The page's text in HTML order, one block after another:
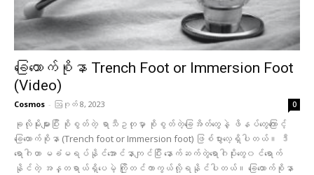
ခြေထောက်စိုနာ Trench Foot or Immersion Foot
(Video)
Cosmos - ဩဂုတ် 8, 2023 0
ခုလိုမိုးများပြီး စိုစွတ်တဲ့ ရာသီဥတုမှာ စိုစွတ်တဲ့ခြေအိတ်တွေနဲ့ ဖိနပ်တွေကြောင့်
ခြေထောက်စိုနာ (Trench foot or Immersion foot) ဖြစ်ပွားလေ့ရှိပါတယ်။ ဒီ
ရောဂါဟာ မခံမရပ်နိုင်အောင်နာကျင်ပြီး နောက်ဆက်တွဲရောဂါပိုးတွေ၀င်ရောက်
နိုင်တဲ့ အန္တရာယ်ရှိပေမဲ့ ကြိုတင်ကာကွယ်လို့ရနိုင်ပါတယ်။ ခြေထောက်စိုနာ